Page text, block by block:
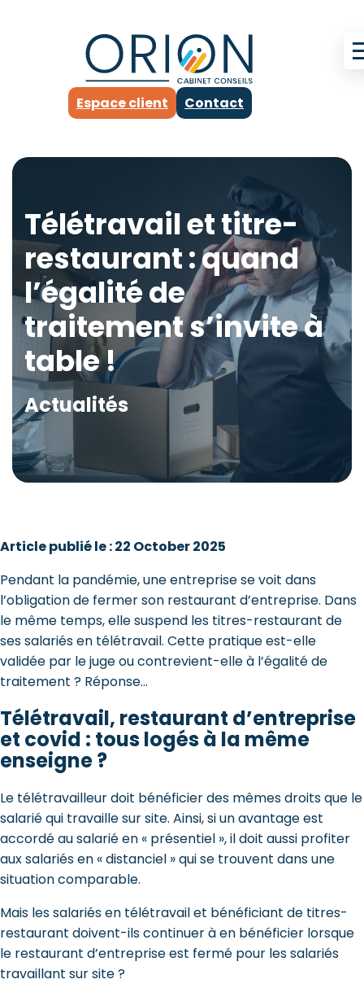
Espace client Contact
Télétravail et titre-
restaurant : quand
l’égalité de
traitement s’invite à
table !
Actualités
Article publié le : 22 October 2025
Pendant la pandémie, une entreprise se voit dans
l’obligation de fermer son restaurant d’entreprise. Dans
le même temps, elle suspend les titres-restaurant de
ses salariés en télétravail. Cette pratique est-elle
validée par le juge ou contrevient-elle à l’égalité de
traitement ? Réponse…
Télétravail, restaurant d’entreprise
et covid : tous logés à la même
enseigne ?
Le télétravailleur doit bénéficier des mêmes droits que le
salarié qui travaille sur site. Ainsi, si un avantage est
accordé au salarié en « présentiel », il doit aussi profiter
aux salariés en « distanciel » qui se trouvent dans une
situation comparable.
Mais les salariés en télétravail et bénéficiant de titres-
restaurant doivent-ils continuer à en bénéficier lorsque
le restaurant d’entreprise est fermé pour les salariés
travaillant sur site ?